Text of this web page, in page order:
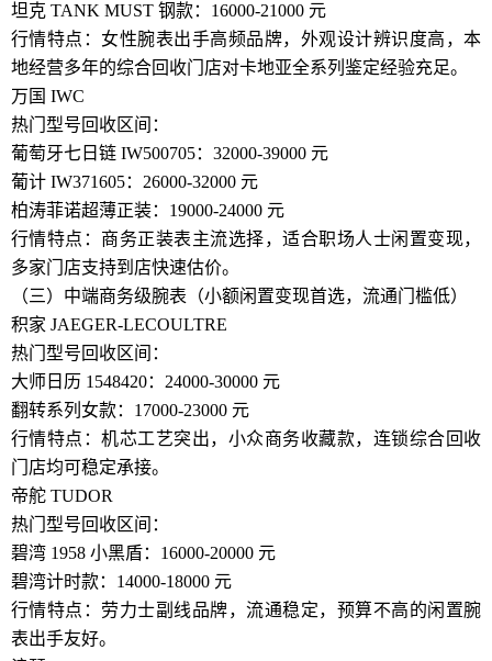
坦克 TANK MUST 钢款：16000-21000 元
行情特点：女性腕表出手高频品牌，外观设计辨识度高，本
地经营多年的综合回收门店对卡地亚全系列鉴定经验充足。
万国 IWC
热门型号回收区间：
葡萄牙七日链 IW500705：32000-39000 元
葡计 IW371605：26000-32000 元
柏涛菲诺超薄正装：19000-24000 元
行情特点：商务正装表主流选择，适合职场人士闲置变现，
多家门店支持到店快速估价。
（三）中端商务级腕表（小额闲置变现首选，流通门槛低）
积家 JAEGER-LECOULTRE
热门型号回收区间：
大师日历 1548420：24000-30000 元
翻转系列女款：17000-23000 元
行情特点：机芯工艺突出，小众商务收藏款，连锁综合回收
门店均可稳定承接。
帝舵 TUDOR
热门型号回收区间：
碧湾 1958 小黑盾：16000-20000 元
碧湾计时款：14000-18000 元
行情特点：劳力士副线品牌，流通稳定，预算不高的闲置腕
表出手友好。